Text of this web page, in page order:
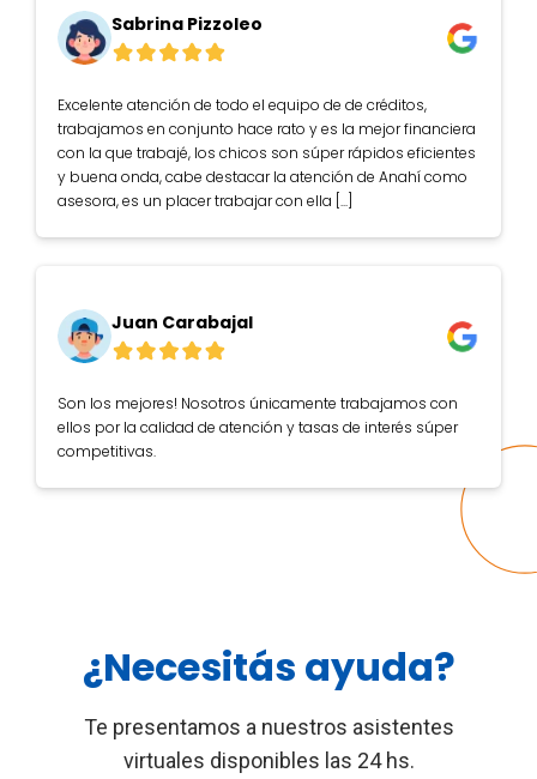
Sabrina Pizzoleo
Excelente atención de todo el equipo de de créditos,
trabajamos en conjunto hace rato y es la mejor financiera
con la que trabajé, los chicos son súper rápidos eficientes
y buena onda, cabe destacar la atención de Anahí como
asesora, es un placer trabajar con ella [...]
Juan Carabajal
Son los mejores! Nosotros únicamente trabajamos con
ellos por la calidad de atención y tasas de interés súper
competitivas.
¿Necesitás ayuda?
Te presentamos a nuestros asistentes
virtuales disponibles las 24 hs.